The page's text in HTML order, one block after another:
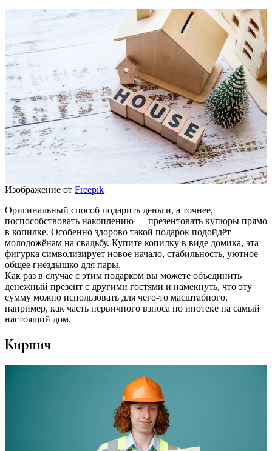
Изображение от Freepik
Оригинальный способ подарить деньги, а точнее,
поспособствовать накоплению — презентовать купюры прямо
в копилке. Особенно здорово такой подарок подойдёт
молодожёнам на свадьбу. Купите копилку в виде домика, эта
фигурка символизирует новое начало, стабильность, уютное
общее гнёздышко для пары.
Как раз в случае с этим подарком вы можете объединить
денежный презент с другими гостями и намекнуть, что эту
сумму можно использовать для чего-то масштабного,
например, как часть первичного взноса по ипотеке на самый
настоящий дом.
Кирпич